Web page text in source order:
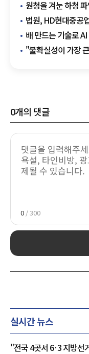
원청을 겨눈 하청
노란봉투법의 첫 충
법원, HD현대중공
들어줬다
배 만드는 기술로
데이터센터에 발전
"불확실성이 가장
0개의 댓글
0 / 300
실시간 뉴스
"전국 4곳서 6·3 지방선